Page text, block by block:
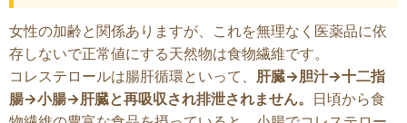
女性の加齢と関係ありますが、これを無理なく医薬品に依
存しないで正常値にする天然物は食物繊維です。
コレステロールは腸肝循環といって、 肝臓→胆汁→十二指
腸→小腸→肝臓と再吸収され排泄されません。
日頃から食